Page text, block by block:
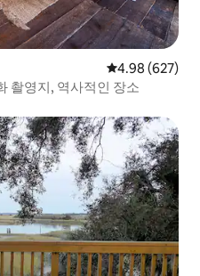
평점 4.98점(5
4.98 (627)
촬영지, 역사적인 장소